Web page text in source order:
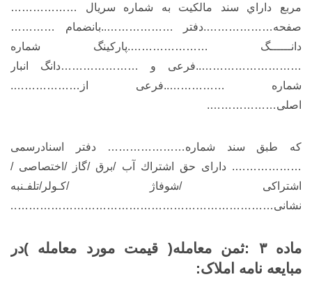
مربع داراي سند مالکیت به شماره سریال ………………
صفحه……………….دفتر ………………..بانضمام …………
دانــــــگ ………………….پارکینگ شماره
………………………..فرعی و …………………دانگ انبار
شماره ……………..فرعی از……………….
اصلی……………….
که طبق سند شماره………………… دفتر اسنادرسمی
………………. دارای حق اشتراك آب /برق /گاز /اختصاصی /
اشتراکی /شوفاژ /کـولر/تلفـنبه
ماده ۳ :ثمن معامله( قیمت مورد معامله )در
مبایعه نامه املاک: